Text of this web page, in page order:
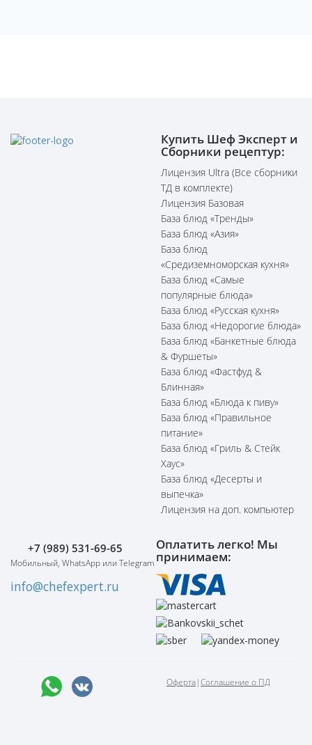
Купить Шеф Эксперт и
Сборники рецептур:
Лицензия Ultra (Все сборники
ТД в комплекте)
Лицензия Базовая
База блюд «Тренды»
База блюд «Азия»
База блюд
«Средиземноморская кухня»
База блюд «Самые
популярные блюда»
База блюд «Русская кухня»
База блюд «Недорогие блюда»
База блюд «Банкетные блюда
& Фуршеты»
База блюд «Фастфуд &
Блинная»
База блюд «Блюда к пиву»
База блюд «Правильное
питание»
База блюд «Гриль & Стейк
Хаус»
База блюд «Десерты и
выпечка»
Лицензия на доп. компьютер
+7 (989) 531-69-65
Мобильный, WhatsApp или Telegram
info@chefexpert.ru
Оплатить легко! Мы
принимаем:
Оферта|Соглашение о ПД